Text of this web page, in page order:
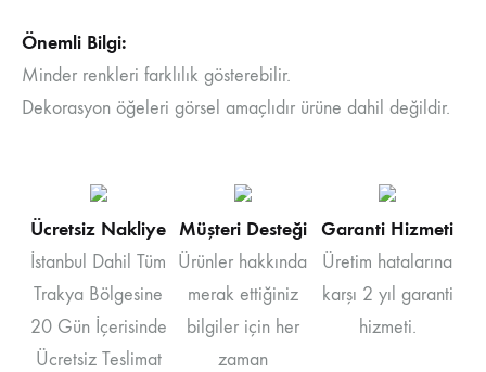
Önemli Bilgi:
Minder renkleri farklılık gösterebilir.
Dekorasyon öğeleri görsel amaçlıdır ürüne dahil değildir.
Ücretsiz Nakliye
İstanbul Dahil Tüm
Trakya Bölgesine
20 Gün İçerisinde
Ücretsiz Teslimat
Müşteri Desteği
Ürünler hakkında
merak ettiğiniz
bilgiler için her
zaman
Garanti Hizmeti
Üretim hatalarına
karşı 2 yıl garanti
hizmeti.